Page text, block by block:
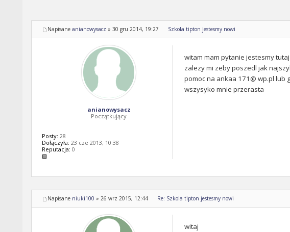
Napisane anianowysacz » 30 gru 2014, 19:27 Szkola tipton jestesmy nowi
witam mam pytanie jestesmy
zalezy mi zeby poszedl jak
pomoc na ankaa 171@ wp.pl
wszysyko mnie przerasta
anianowysacz
Początkujący
Posty: 28
Dołączyła: 23 cze 2013, 10:38
Reputacja: 0
Napisane niuki100 » 26 wrz 2015, 12:44 Re: Szkola tipton jestesmy nowi
witaj